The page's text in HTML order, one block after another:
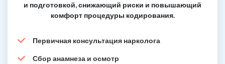
и подготовкой, снижающий риски и повышающий
комфорт процедуры кодирования.
Первичная консультация нарколога
Сбор анамнеза и осмотр